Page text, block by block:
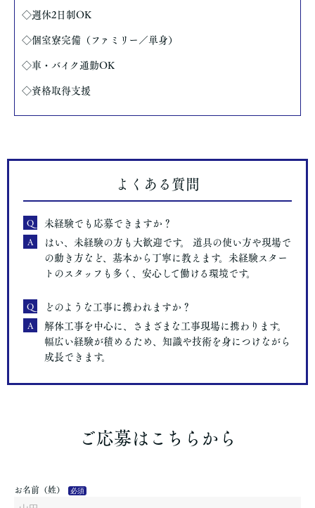
◇週休2日制OK
◇個室寮完備（ファミリー／単身）
◇車・バイク通勤OK
◇資格取得支援
よくある質問
Q 未経験でも応募できますか？
A
はい、未経験の方も大歓迎です。 道具の使い方や現場で
の動き方など、基本から丁寧に教えます。未経験スター
トのスタッフも多く、安心して働ける環境です。
Q どのような工事に携われますか？
A
解体工事を中心に、さまざまな工事現場に携わります。
幅広い経験が積めるため、知識や技術を身につけながら
成長できます。